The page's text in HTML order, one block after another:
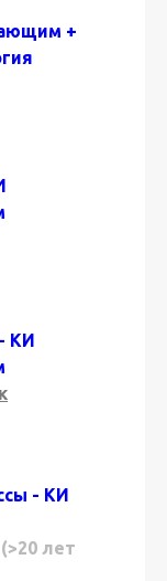
+
КИ
- КИ
(>20 лет